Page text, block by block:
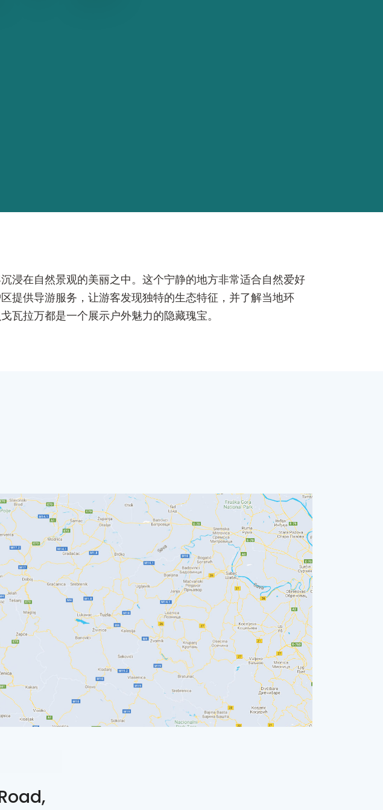
浸在自然景观的美丽之中。这个宁静的地方非常适合自然爱好
提供导游服务，让游客发现独特的生态特征，并了解当地环
拉万都是一个展示户外魅力的隐藏瑰宝。